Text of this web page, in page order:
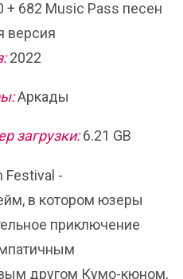
+ 682 Music Pass песен
версия
2022
Аркады
загрузки:6.21 GB
Festival -
в котором юзеры
приключение
другом Кумо-кюном,